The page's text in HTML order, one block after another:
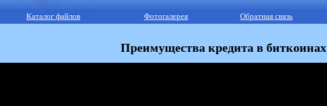
Каталог файлов Фотогалерея Обратная связь
Преимущества кредита в биткоинах